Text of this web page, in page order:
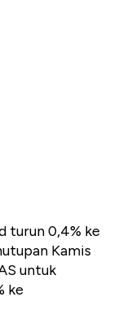
turun 0,4% ke
Kamis
untuk
ke